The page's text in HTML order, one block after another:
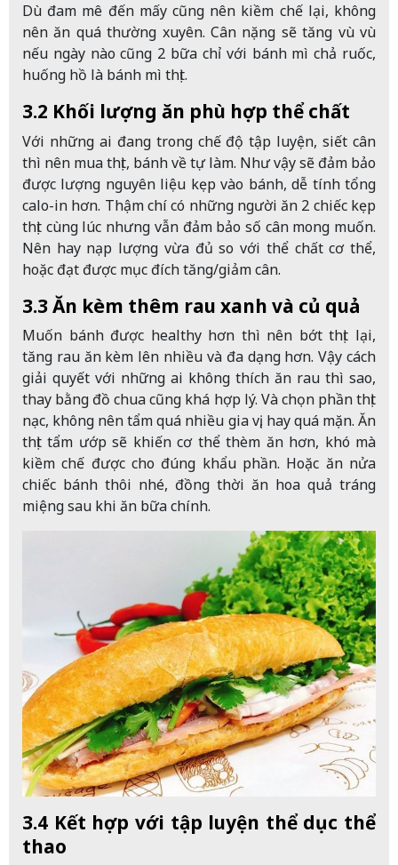
Dù đam mê đến mấy cũng nên kiềm chế lại, không
nên ăn quá thường xuyên. Cân nặng sẽ tăng vù vù
nếu ngày nào cũng 2 bữa chỉ với bánh mì chả ruốc,
huống hồ là bánh mì thịt.
3.2 Khối lượng ăn phù hợp thể chất
Với những ai đang trong chế độ tập luyện, siết cân
thì nên mua thịt, bánh về tự làm. Như vậy sẽ đảm bảo
được lượng nguyên liệu kẹp vào bánh, dễ tính tổng
calo-in hơn. Thậm chí có những người ăn 2 chiếc kẹp
thịt cùng lúc nhưng vẫn đảm bảo số cân mong muốn.
Nên hay nạp lượng vừa đủ so với thể chất cơ thể,
hoặc đạt được mục đích tăng/giảm cân.
3.3 Ăn kèm thêm rau xanh và củ quả
Muốn bánh được healthy hơn thì nên bớt thịt lại,
tăng rau ăn kèm lên nhiều và đa dạng hơn. Vậy cách
giải quyết với những ai không thích ăn rau thì sao,
thay bằng đồ chua cũng khá hợp lý. Và chọn phần thịt
nạc, không nên tẩm quá nhiều gia vị, hay quá mặn. Ăn
thịt tẩm ướp sẽ khiến cơ thể thèm ăn hơn, khó mà
kiềm chế được cho đúng khẩu phần. Hoặc ăn nửa
chiếc bánh thôi nhé, đồng thời ăn hoa quả tráng
miệng sau khi ăn bữa chính.
3.4 Kết hợp với tập luyện thể dục thể
thao